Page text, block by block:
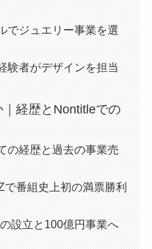
でジュエリー事業を選
験者がデザインを担当
経歴とNontitleでの
の経歴と過去の事業売
で番組史上初の満票勝利
設立と100億円事業へ